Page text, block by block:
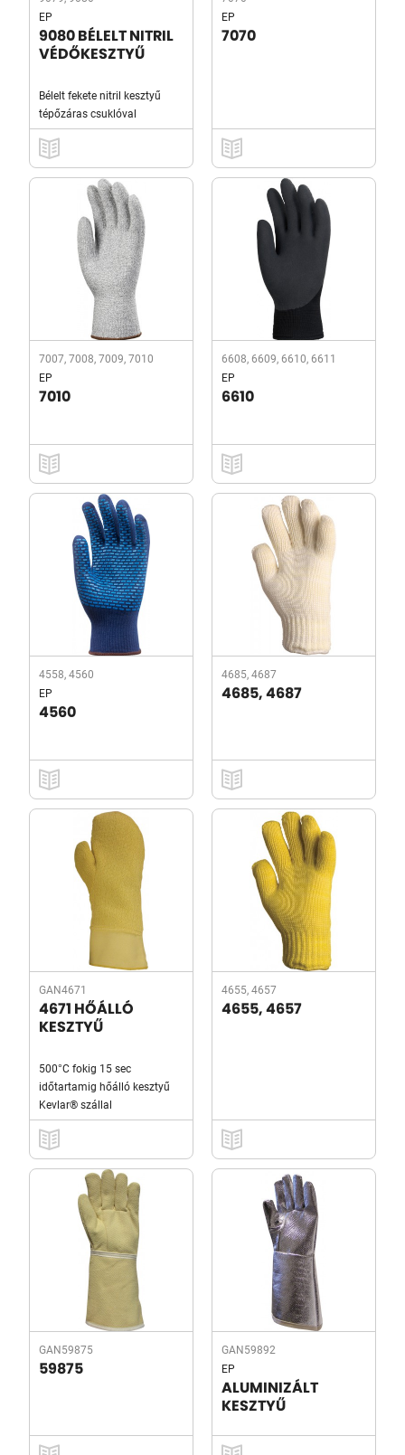
EP
9080 BÉLELT NITRIL
VÉDŐKESZTYŰ
Bélelt fekete nitril kesztyű
tépőzáras csuklóval
EP
7070
7007, 7008, 7009, 7010
EP
7010
6608, 6609, 6610, 6611
EP
6610
4558, 4560
EP
4560
4685, 4687
4685, 4687
GAN4671
4671 HŐÁLLÓ
KESZTYŰ
500°C fokig 15 sec
időtartamig hőálló kesztyű
Kevlar® szállal
4655, 4657
4655, 4657
GAN59875
59875
GAN59892
EP
ALUMINIZÁLT
KESZTYŰ